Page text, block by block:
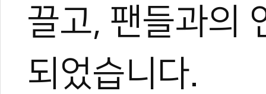
끌고, 팬들과의
되었습니다.